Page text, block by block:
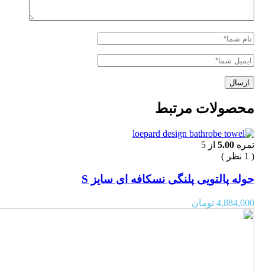
محصولات مرتبط
نمره 5.00 از 5
( 1 نظر )
حوله پالتویی پلنگی نسکافه ای سایز S
4,884,000 تومان